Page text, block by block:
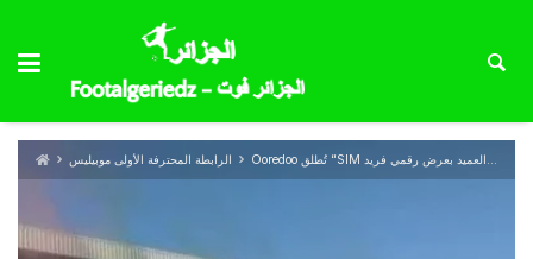
الرابطة المحترفة الأولى موبيليس Ooredoo تُطلق “SIM مولودية” لتكريم جماهير العميد بعرض رقمي فريد